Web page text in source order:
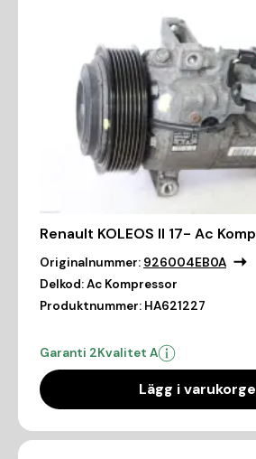
Renault KOLEOS II 17- Ac
Originalnummer: 926004EB0A
Delkod:Ac Kompressor
Produktnummer: HA621227
Garanti 2Kvalitet A
Lägg i